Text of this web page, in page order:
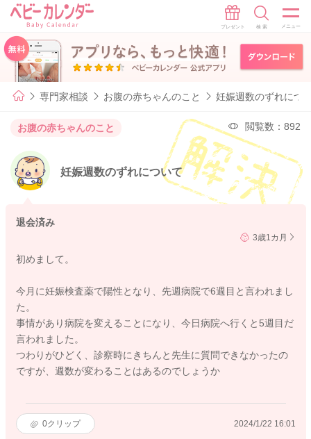
専門家相談 お腹の赤ちゃんのこと 妊娠週数のずれにつ
お腹の赤ちゃんのこと 閲覧数：892
妊娠週数のずれについて
退会済み
3歳1カ月
初めまして。
今月に妊娠検査薬で陽性となり、先週病院で6週目と言われまし
た。
事情があり病院を変えることになり、今日病院へ行くと5週目だ
言われました。
つわりがひどく、診察時にきちんと先生に質問できなかったの
ですが、週数が変わることはあるのでしょうか
0クリップ 2024/1/22 16:01